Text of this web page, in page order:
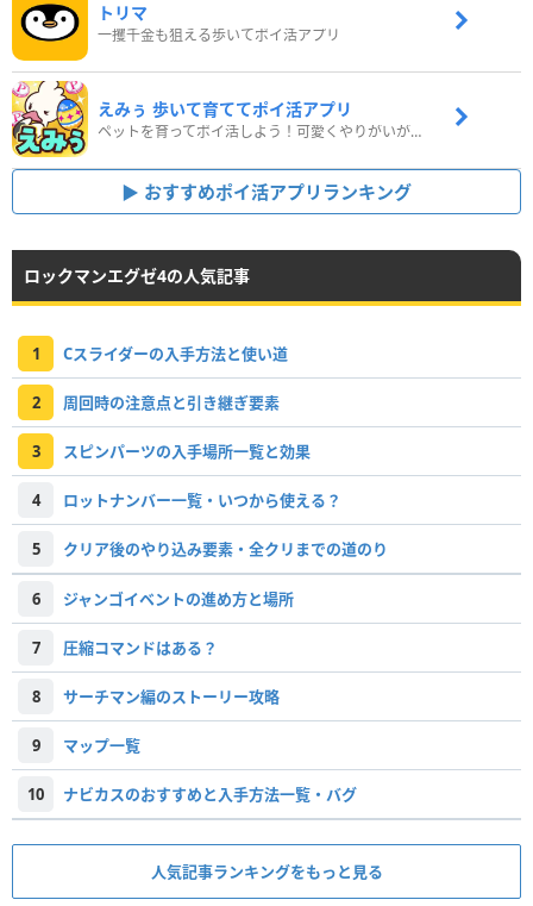
トリマ
一攫千金も狙える歩いてポイ活アプリ
えみぅ 歩いて育ててポイ活アプリ
ペットを育ってポイ活しよう！可愛くやりがいがある新感覚アプリ
おすすめポイ活アプリランキング
ロックマンエグゼ4の人気記事
1 Cスライダーの入手方法と使い道
2 周回時の注意点と引き継ぎ要素
3 スピンパーツの入手場所一覧と効果
4 ロットナンバー一覧・いつから使える？
5 クリア後のやり込み要素・全クリまでの道のり
6 ジャンゴイベントの進め方と場所
7 圧縮コマンドはある？
8 サーチマン編のストーリー攻略
9 マップ一覧
10 ナビカスのおすすめと入手方法一覧・バグ
人気記事ランキングをもっと見る